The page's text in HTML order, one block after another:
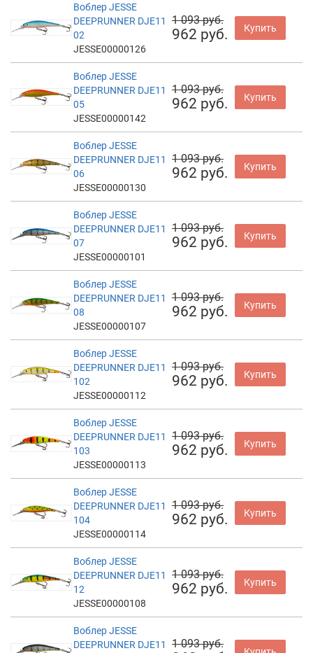
Воблер JESSE
DEEPRUNNER DJE11
02
JESSE00000126
1 093 руб.
962 руб. Купить
Воблер JESSE
DEEPRUNNER DJE11
05
JESSE00000142
1 093 руб.
962 руб. Купить
Воблер JESSE
DEEPRUNNER DJE11
06
JESSE00000130
1 093 руб.
962 руб. Купить
Воблер JESSE
DEEPRUNNER DJE11
07
JESSE00000101
1 093 руб.
962 руб. Купить
Воблер JESSE
DEEPRUNNER DJE11
08
JESSE00000107
1 093 руб.
962 руб. Купить
Воблер JESSE
DEEPRUNNER DJE11
102
JESSE00000112
1 093 руб.
962 руб. Купить
Воблер JESSE
DEEPRUNNER DJE11
103
JESSE00000113
1 093 руб.
962 руб. Купить
Воблер JESSE
DEEPRUNNER DJE11
104
JESSE00000114
1 093 руб.
962 руб. Купить
Воблер JESSE
DEEPRUNNER DJE11
12
JESSE00000108
1 093 руб.
962 руб. Купить
Воблер JESSE
DEEPRUNNER DJE11
1 093 руб.